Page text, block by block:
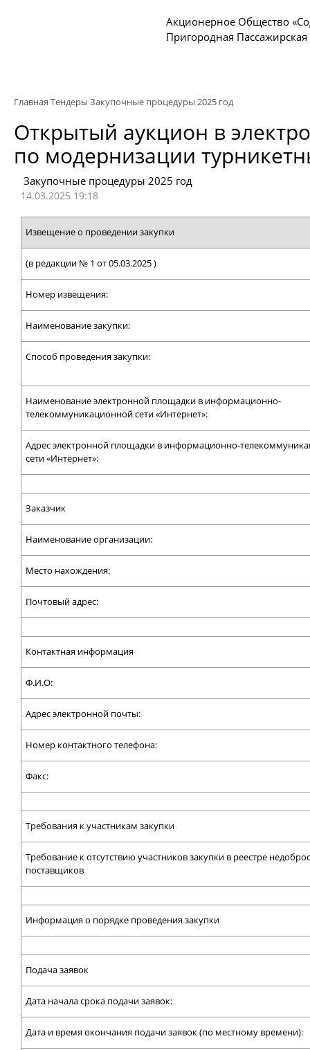
Акционерное Общество
Пригородная
Главная Тендеры Закупочные процедуры 2025 год
Открытый аукцион в
по модернизации
Закупочные процедуры 2025 год
14.03.2025 19:18
Извещение о проведении закупки
(в редакции № 1 от 05.03.2025 )
Номер извещения:
Наименование закупки:
Способ проведения закупки:
Наименование электронной площадки в информационно-
телекоммуникационной сети «Интернет»:
Адрес электронной площадки в информационно-
сети «Интернет»:
Заказчик
Наименование организации:
Место нахождения:
Почтовый адрес:
Контактная информация
Ф.И.О:
Адрес электронной почты:
Номер контактного телефона:
Факс:
Требования к участникам закупки
Требование к отсутствию участников закупки в реестре
поставщиков
Информация о порядке проведения закупки
Подача заявок
Дата начала срока подачи заявок:
Дата и время окончания подачи заявок (по местному времени):